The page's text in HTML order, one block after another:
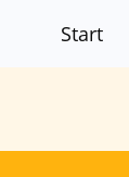
Start